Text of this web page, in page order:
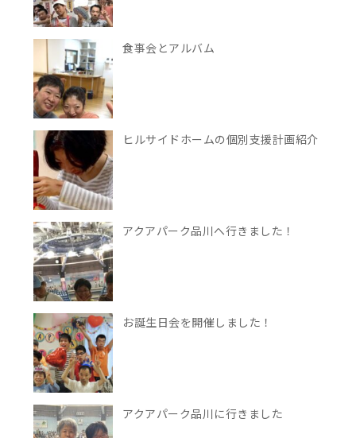
食事会とアルバム
ヒルサイドホームの個別支援計画紹介
アクアパーク品川へ行きました！
お誕生日会を開催しました！
アクアパーク品川に行きました